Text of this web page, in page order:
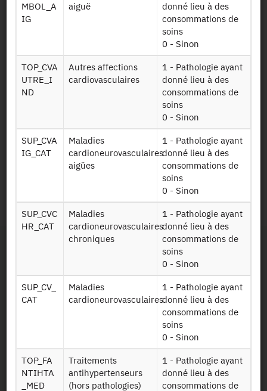
Soins
santé et recours
niveau individuel
Données sur la
agrégées au
niveau individuel
MBOL_A
IG
aiguë
donné lieu à des
consommations de
soins
0 - Sinon
TOP_CVA
UTRE_I
ND
Autres affections
cardiovasculaires
1 - Pathologie ayant
donné lieu à des
consommations de
soins
0 - Sinon
SUP_CVA
IG_CAT
Maladies
cardioneurovasculaires
aigües
1 - Pathologie ayant
donné lieu à des
consommations de
soins
0 - Sinon
SUP_CVC
HR_CAT
Maladies
cardioneurovasculaires
chroniques
1 - Pathologie ayant
donné lieu à des
consommations de
soins
0 - Sinon
SUP_CV_
CAT
Maladies
cardioneurovasculaires
1 - Pathologie ayant
donné lieu à des
consommations de
soins
0 - Sinon
TOP_FA
NTIHTA
_MED
Traitements
antihypertenseurs
(hors pathologies)
1 - Pathologie ayant
donné lieu à des
consommations de
2015 : https://doi.org/10.34724/CASD.501.3660.V2
Documents utiles
Recrutement